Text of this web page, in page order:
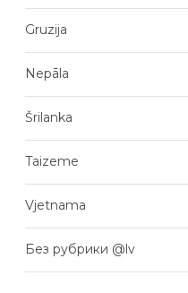
Gruzija
Nepāla
Šrilanka
Taizeme
Vjetnama
Без рубрики @lv